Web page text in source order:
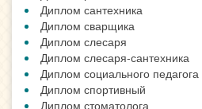
Диплом сантехника
Диплом сварщика
Диплом слесаря
Диплом слесаря-сантехника
Диплом социального педагога
Диплом спортивный
Диплом стоматолога